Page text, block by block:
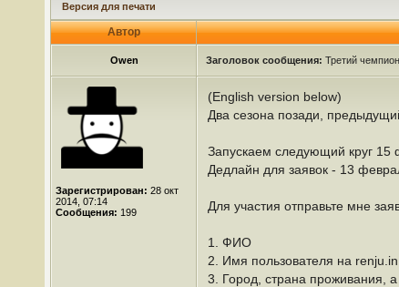
Версия для печати
Автор
Owen Заголовок сообщения: Третий
Зарегистрирован: 28 окт
2014, 07:14
Сообщения: 199
(English version below)
Два сезона позади,
Запускаем следующий круг 15
Дедлайн для заявок - 13
Для участия отправьте мне
1. ФИО
2. Имя пользователя на renju.in
3. Город, страна проживания,